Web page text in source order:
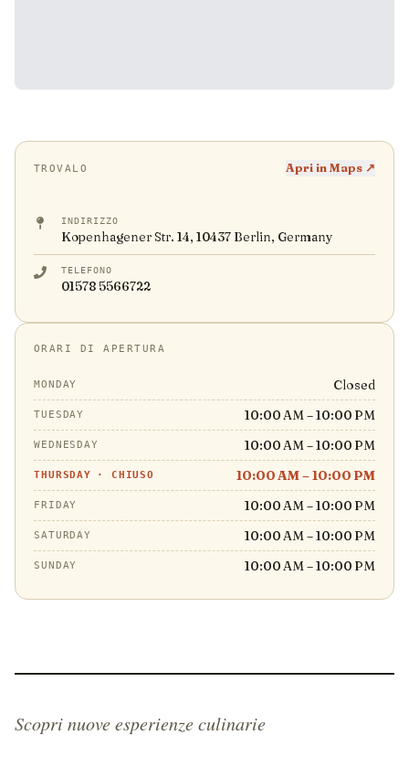
TROVALO Apri in Maps ↗
INDIRIZZO
Kopenhagener Str. 14, 10437 Berlin, Germany
TELEFONO
01578 5566722
ORARI DI APERTURA
MONDAY Closed
TUESDAY 10:00 AM – 10:00 PM
WEDNESDAY 10:00 AM – 10:00 PM
THURSDAY · CHIUSO 10:00 AM – 10:00 PM
FRIDAY 10:00 AM – 10:00 PM
SATURDAY 10:00 AM – 10:00 PM
SUNDAY 10:00 AM – 10:00 PM
Scopri nuove esperienze culinarie